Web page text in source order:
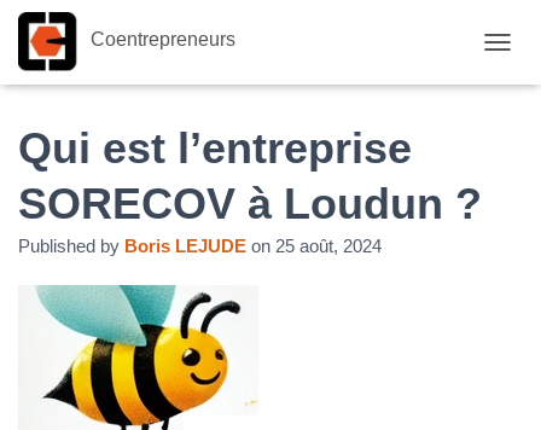
Coentrepreneurs
U
Qui est l’entreprise
SORECOV à Loudun ?
Published by Boris LEJUDE on 25 août, 2024